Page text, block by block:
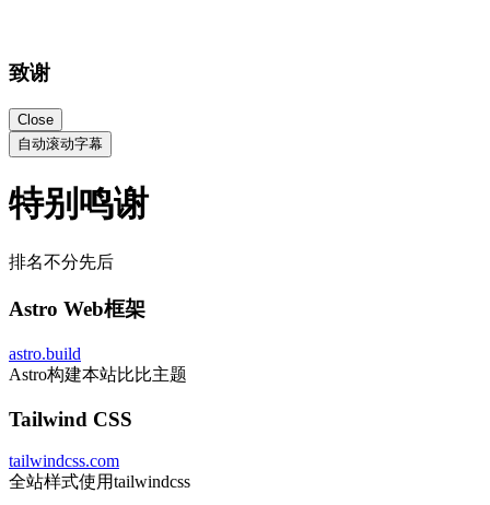
致谢
Close
自动滚动字幕
特别鸣谢
排名不分先后
Astro Web框架
astro.build
Astro构建本站比比主题
Tailwind CSS
tailwindcss.com
全站样式使用tailwindcss